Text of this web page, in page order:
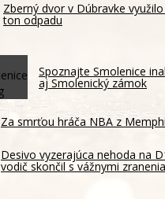
Zberný dvor v Dúbravke
ton odpadu
Spoznajte Smolenice
aj Smolenický zámok
Za smrťou hráča NBA z
Desivo vyzerajúca nehoda na
vodič skončil s vážnymi